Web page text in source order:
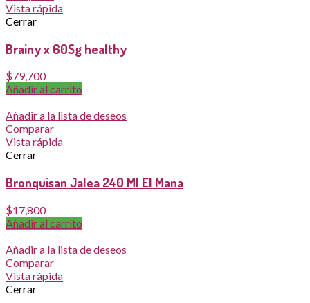
Vista rápida
Cerrar
Brainy x 60Sg healthy
$79,700
Añadir al carrito
Añadir a la lista de deseos
Comparar
Vista rápida
Cerrar
Bronquisan Jalea 240 Ml El Mana
$17,800
Añadir al carrito
Añadir a la lista de deseos
Comparar
Vista rápida
Cerrar